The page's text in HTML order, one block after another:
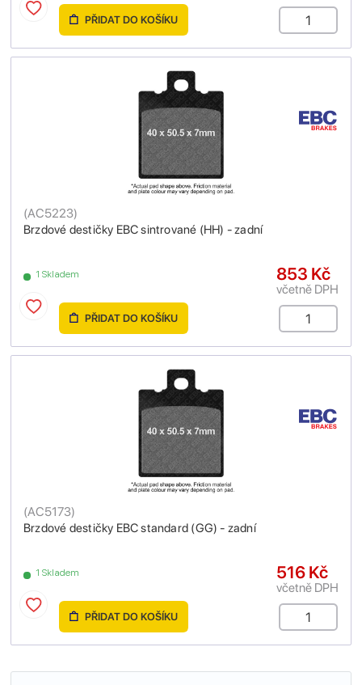
PŘIDAT DO KOŠÍKU
Brzdové destičky EBC sintrované (HH) - zadní
(AC5223)
1 Skladem 853 Kč
včetně DPH
PŘIDAT DO KOŠÍKU
Brzdové destičky EBC standard (GG) - zadní
(AC5173)
1 Skladem 516 Kč
včetně DPH
PŘIDAT DO KOŠÍKU